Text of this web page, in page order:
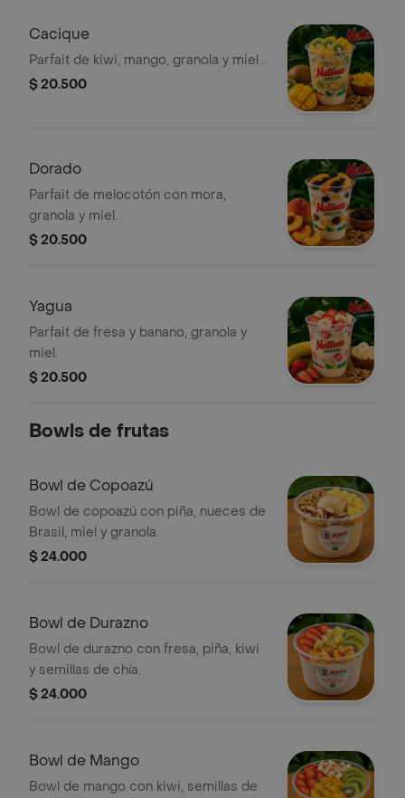
Cacique
Parfait de kiwi, mango, granola y miel .
$ 20.500
Dorado
Parfait de melocotón con mora,
granola y miel.
$ 20.500
Yagua
Parfait de fresa y banano, granola y
miel.
$ 20.500
Bowls de frutas
Bowl de Copoazú
Bowl de copoazú con piña, nueces de
Brasil, miel y granola.
$ 24.000
Bowl de Durazno
Bowl de durazno con fresa, piña, kiwi
y semillas de chía.
$ 24.000
Bowl de Mango
Bowl de mango con kiwi, semillas de